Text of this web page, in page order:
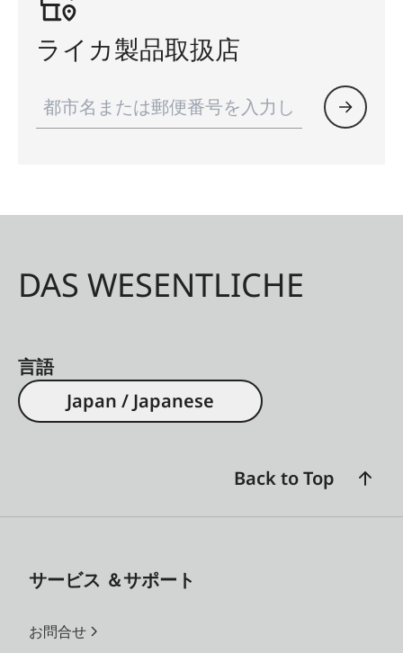
ライカ製品取扱店
DAS WESENTLICHE
言語
Japan / Japanese
Back to Top
サービス ＆サポート
お問合せ